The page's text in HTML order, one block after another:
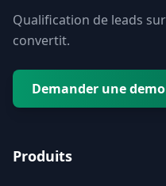
Qualification de leads
convertit.
Demander une demo
Produits